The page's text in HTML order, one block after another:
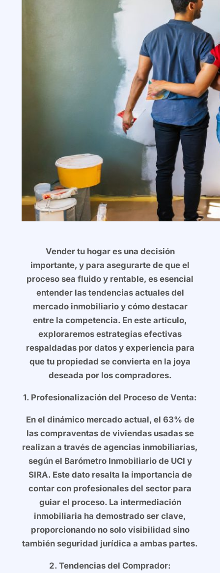
Vender tu hogar es una decisión
importante, y para asegurarte de que el
proceso sea fluido y rentable, es esencial
entender las tendencias actuales del
mercado inmobiliario y cómo destacar
entre la competencia. En este artículo,
exploraremos estrategias efectivas
respaldadas por datos y experiencia para
que tu propiedad se convierta en la joya
deseada por los compradores.
1. Profesionalización del Proceso de Venta:
En el dinámico mercado actual, el 63% de
las compraventas de viviendas usadas se
realizan a través de agencias inmobiliarias,
según el Barómetro Inmobiliario de UCI y
SIRA. Este dato resalta la importancia de
contar con profesionales del sector para
guiar el proceso. La intermediación
inmobiliaria ha demostrado ser clave,
proporcionando no solo visibilidad sino
también seguridad jurídica a ambas partes.
2. Tendencias del Comprador: